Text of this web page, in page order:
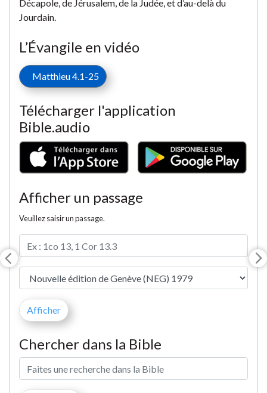
Décapole, de Jérusalem, de la Judée, et d’au-delà du
Jourdain.
L’Évangile en vidéo
Matthieu 4.1-25
Télécharger l'application
Bible.audio
Afficher un passage
Veuillez saisir un passage.
Chercher dans la Bible